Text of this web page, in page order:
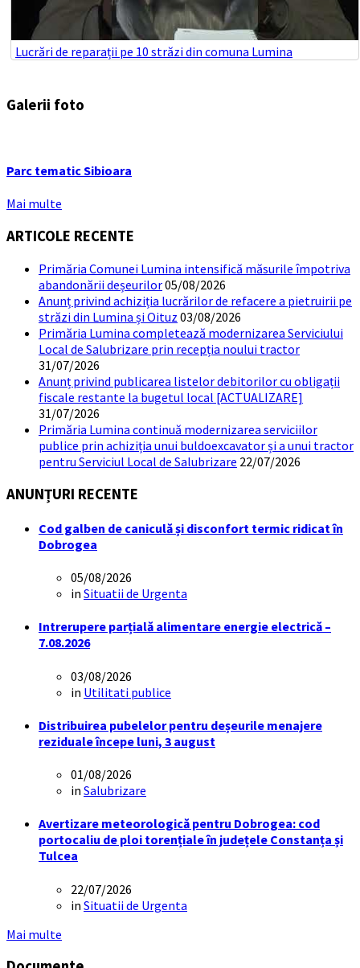
Lucrări de reparații pe 10 străzi din comuna Lumina
Galerii foto
Parc tematic Sibioara
Mai multe
ARTICOLE RECENTE
Primăria Comunei Lumina intensifică măsurile împotriva
abandonării deșeurilor05/08/2026
Anunț privind achiziția lucrărilor de refacere a pietruirii pe
străzi din Lumina și Oituz 03/08/2026
Primăria Lumina completează modernizarea Serviciului
Local de Salubrizare prin recepția noului tractor
31/07/2026
Anunț privind publicarea listelor debitorilor cu obligații
fiscale restante la bugetul local [ACTUALIZARE]
31/07/2026
Primăria Lumina continuă modernizarea serviciilor
publice prin achiziția unui buldoexcavator și a unui tractor
pentru Serviciul Local de Salubrizare 22/07/2026
ANUNȚURI RECENTE
Cod galben de caniculă și disconfort termic ridicat în
Dobrogea
05/08/2026
in Situatii de Urgenta
Intrerupere parțială alimentare energie electrică –
7.08.2026
03/08/2026
in Utilitati publice
Distribuirea pubelelor pentru deșeurile menajere
reziduale începe luni, 3 august
01/08/2026
in Salubrizare
Avertizare meteorologică pentru Dobrogea: cod
portocaliu de ploi torențiale în județele Constanța și
Tulcea
22/07/2026
in Situatii de Urgenta
Mai multe